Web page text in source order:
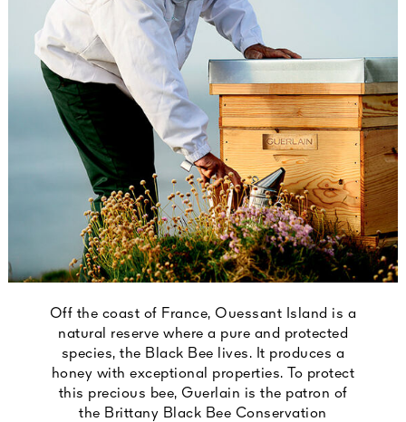
Off the coast of France, Ouessant Island is a
natural reserve where a pure and protected
species, the Black Bee lives. It produces a
honey with exceptional properties. To protect
this precious bee, Guerlain is the patron of
the Brittany Black Bee Conservation